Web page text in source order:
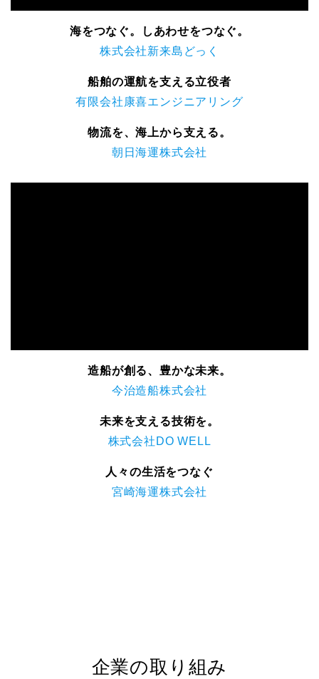
海をつなぐ。しあわせをつなぐ。
株式会社新来島どっく
船舶の運航を支える立役者
有限会社康喜エンジニアリング
物流を、海上から支える。
朝日海運株式会社
造船が創る、豊かな未来。
今治造船株式会社
未来を支える技術を。
株式会社DO WELL
人々の生活をつなぐ
宮崎海運株式会社
企業の取り組み